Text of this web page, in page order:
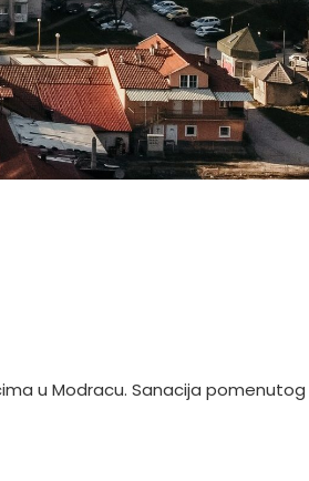
u Modracu. Sanacija pomenutog